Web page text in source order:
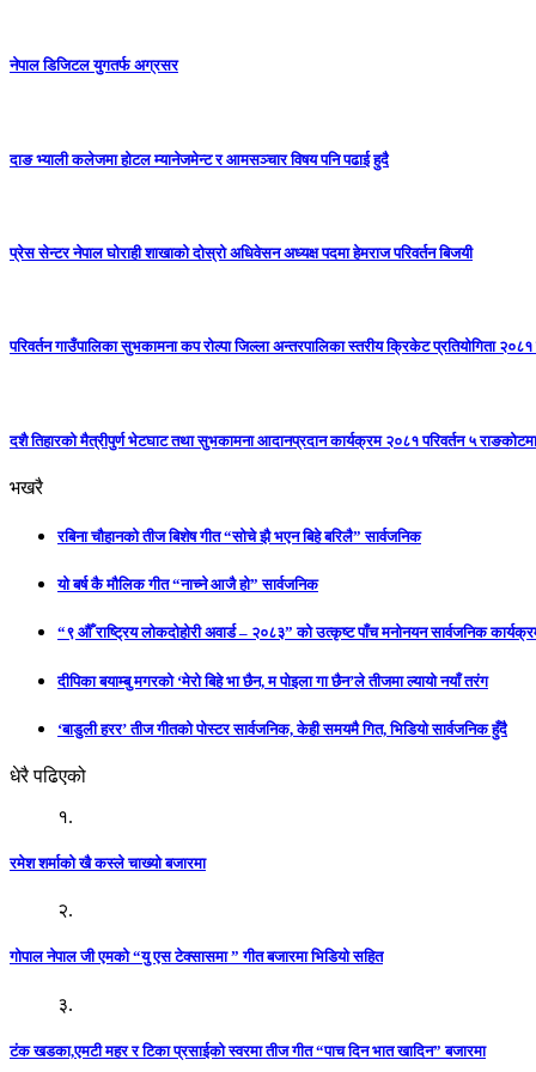
नेपाल डिजिटल युगतर्फ अग्रसर
दाङ भ्याली कलेजमा होटल म्यानेजमेन्ट र आमसञ्चार विषय पनि पढाई हुदै
प्रेस सेन्टर नेपाल घोराही शाखाको दोस्रो अधिवेसन अध्यक्ष पदमा हेमराज परिवर्तन बिजयी
परिवर्तन गाउँपालिका सुभकामना कप रोल्पा जिल्ला अन्तरपालिका स्तरीय क्रिकेट प्रतियोगिता
दशै तिहारको मैत्रीपुर्ण भेटघाट तथा सुभकामना आदानप्रदान कार्यक्रम २०८१ परिवर्तन ५
भखरै
रबिना चौहानको तीज बिशेष गीत “सोचे झै भएन बिहे बरिलै” सार्वजनिक
यो बर्ष कै मौलिक गीत “नाच्ने आजै हो” सार्वजनिक
“९ औँ राष्ट्रिय लोकदोहोरी अवार्ड – २०८३” को उत्कृष्ट पाँच मनोनयन सार्वजनिक
दीपिका बयाम्बु मगरको ‘मेरो बिहे भा छैन, म पोइला गा छैन’ले तीजमा ल्यायो नयाँ तरंग
‘बाडुली हरर’ तीज गीतको पोस्टर सार्वजनिक, केही समयमै गित, भिडियो सार्वजनिक हुँदै
धेरै पढिएको
१.
रमेश शर्माको खै कस्ले चाख्यो बजारमा
२.
गोपाल नेपाल जी एमको “यु एस टेक्सासमा ” गीत बजारमा भिडियो सहित
३.
टंक खडका,एमटी महर र टिका प्रसाईको स्वरमा तीज गीत “पाच दिन भात खादिन” बजारमा